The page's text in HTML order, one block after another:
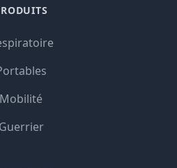
Mobilité
Guerrier